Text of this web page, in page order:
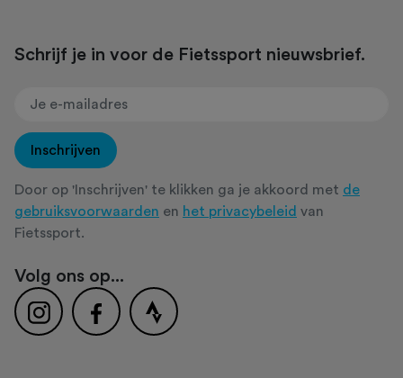
Schrijf je in voor de Fietssport nieuwsbrief.
Inschrijven
Door op 'Inschrijven' te klikken ga je akkoord met de
gebruiksvoorwaarden en het privacybeleid van
Fietssport.
Volg ons op...